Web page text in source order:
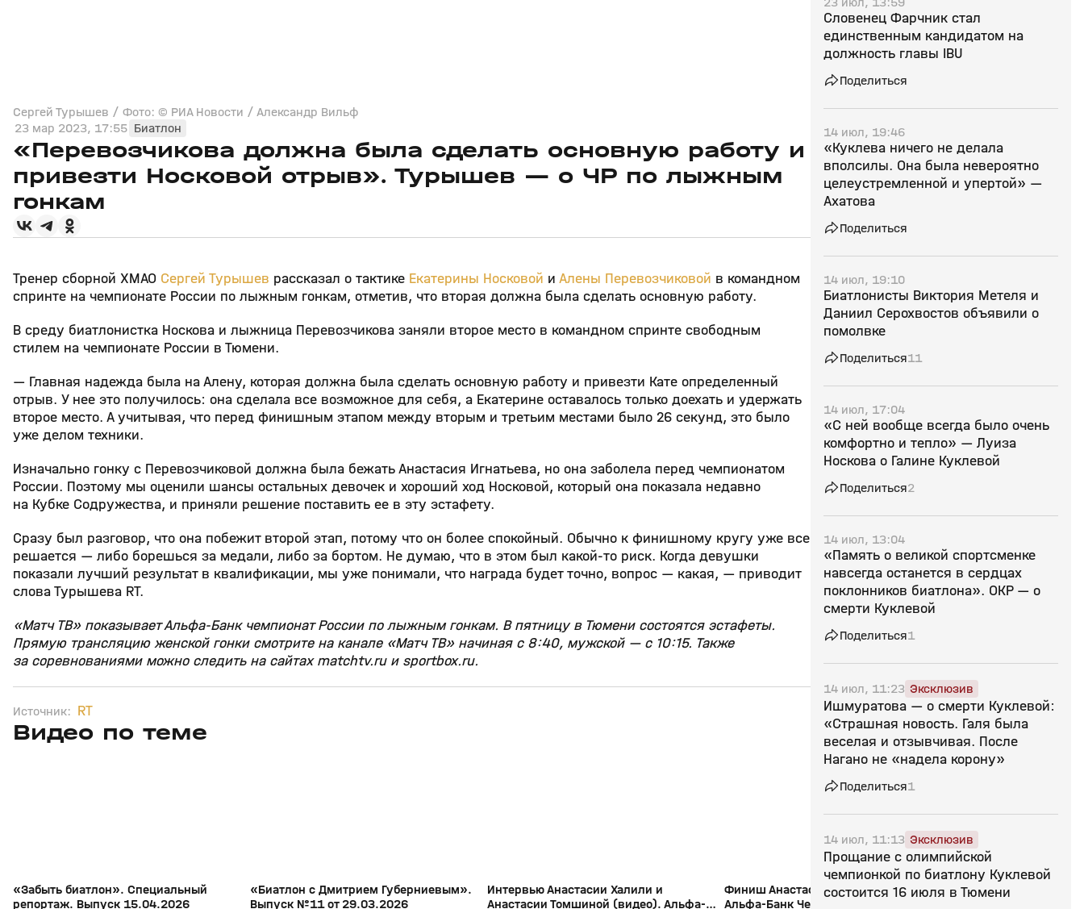
Сергей Турышев / Фото: © РИА Новости / Александр Вильф
23 мар 2023, 17:55 Биатлон
«Перевозчикова должна была сделать основную работу и
привезти Носковой отрыв». Турышев — о ЧР по лыжным
гонкам
Тренер сборной ХМАО Сергей Турышев рассказал о тактике Екатерины Носковой и Алены Перевозчиковой в командном
спринте на чемпионате России по лыжным гонкам, отметив, что вторая должна была сделать основную работу.
В среду биатлонистка Носкова и лыжница Перевозчикова заняли второе место в командном спринте свободным
стилем на чемпионате России в Тюмени.
— Главная надежда была на Алену, которая должна была сделать основную работу и привезти Кате определенный
отрыв. У нее это получилось: она сделала все возможное для себя, а Екатерине оставалось только доехать и удержать
второе место. А учитывая, что перед финишным этапом между вторым и третьим местами было 26 секунд, это было
уже делом техники.
Изначально гонку с Перевозчиковой должна была бежать Анастасия Игнатьева, но она заболела перед чемпионатом
России. Поэтому мы оценили шансы остальных девочек и хороший ход Носковой, который она показала недавно
на Кубке Содружества, и приняли решение поставить ее в эту эстафету.
Сразу был разговор, что она побежит второй этап, потому что он более спокойный. Обычно к финишному кругу уже все
решается — либо борешься за медали, либо за бортом. Не думаю, что в этом был какой‑то риск. Когда девушки
показали лучший результат в квалификации, мы уже понимали, что награда будет точно, вопрос — какая, — приводит
слова Турышева RT.
«Матч ТВ» показывает Альфа‑Банк чемпионат России по лыжным гонкам. В пятницу в Тюмени состоятся эстафеты.
Прямую трансляцию женской гонки смотрите на канале «Матч ТВ» начиная с 8:40, мужской — с 10:15. Также
за соревнованиями можно следить на сайтах matchtv.ru и sportbox.ru.
Источник: RT
Видео по теме
15 апр, 13:09
«Забыть биатлон». Специальный
репортаж. Выпуск 15.04.2026
«Биатлон с Дмитрием Губерниевым».
Выпуск №11 от 29.03.2026
Интервью Анастасии Халили и
Анастасии Томшиной (видео). Альфа-
Финиш Анастасии Халили (видео).
Альфа-Банк Чемпионат России.
12+
2:52 28 мар, 12:01
Интервью Карима
Словенец Фарчник стал
единственным кандидатом на
должность главы IBU
Поделиться
14 июл, 19:46
«Куклева ничего не делала
вполсилы. Она была невероятно
целеустремленной и упертой» —
Ахатова
Поделиться
14 июл, 19:10
Биатлонисты Виктория Метеля и
Даниил Серохвостов объявили о
помолвке
Поделиться11
14 июл, 17:04
«С ней вообще всегда было очень
комфортно и тепло» — Луиза
Носкова о Галине Куклевой
Поделиться2
14 июл, 13:04
«Память о великой спортсменке
навсегда останется в сердцах
поклонников биатлона». ОКР — о
смерти Куклевой
Поделиться1
14 июл, 11:23 Эксклюзив
Ишмуратова — о смерти Куклевой:
«Страшная новость. Галя была
веселая и отзывчивая. После
Нагано не «надела корону»
Поделиться1
14 июл, 11:13 Эксклюзив
Прощание с олимпийской
чемпионкой по биатлону Куклевой
состоится 16 июля в Тюмени